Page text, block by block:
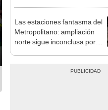
Las estaciones fantasma del
Metropolitano: ampliación
norte sigue inconclusa por